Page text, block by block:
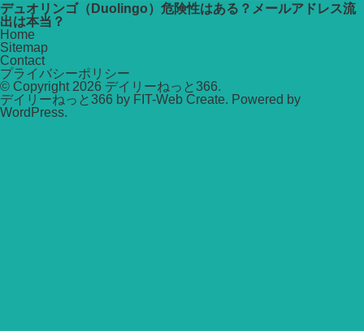
デュオリンゴ（Duolingo）危険性はある？メールアドレス流
出は本当？
Home
Sitemap
Contact
プライバシーポリシー
© Copyright 2026 デイリーねっと366.
デイリーねっと366 by FIT-Web Create. Powered by
WordPress.